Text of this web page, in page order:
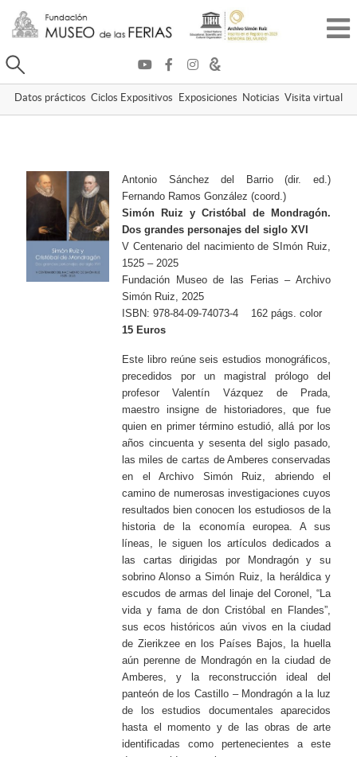
Buscar
Datos prácticos Ciclos Expositivos Exposiciones Noticias Visita virtual
Antonio Sánchez del Barrio (dir. ed.)
Fernando Ramos González (coord.)
Simón Ruiz y Cristóbal de Mondragón.
Dos grandes personajes del siglo XVI
V Centenario del nacimiento de SImón Ruiz,
1525 – 2025
Fundación Museo de las Ferias – Archivo
Simón Ruiz, 2025
ISBN: 978-84-09-74073-4 162 págs. color
15 Euros
Este libro reúne seis estudios monográficos,
precedidos por un magistral prólogo del
profesor Valentín Vázquez de Prada,
maestro insigne de historiadores, que fue
quien en primer término estudió, allá por los
años cincuenta y sesenta del siglo pasado,
las miles de cartas de Amberes conservadas
en el Archivo Simón Ruiz, abriendo el
camino de numerosas investigaciones cuyos
resultados bien conocen los estudiosos de la
historia de la economía europea. A sus
líneas, le siguen los artículos dedicados a
las cartas dirigidas por Mondragón y su
sobrino Alonso a Simón Ruiz, la heráldica y
escudos de armas del linaje del Coronel, “La
vida y fama de don Cristóbal en Flandes”,
sus ecos históricos aún vivos en la ciudad
de Zierikzee en los Países Bajos, la huella
aún perenne de Mondragón en la ciudad de
Amberes, y la reconstrucción ideal del
panteón de los Castillo – Mondragón a la luz
de los estudios documentales aparecidos
hasta el momento y de las obras de arte
identificadas como pertenecientes a este